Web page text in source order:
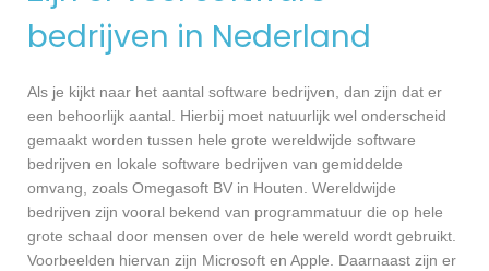
bedrijven in Nederland
Als je kijkt naar het aantal software bedrijven, dan zijn dat er
een behoorlijk aantal. Hierbij moet natuurlijk wel onderscheid
gemaakt worden tussen hele grote wereldwijde software
bedrijven en lokale software bedrijven van gemiddelde
omvang, zoals Omegasoft BV in Houten. Wereldwijde
bedrijven zijn vooral bekend van programmatuur die op hele
grote schaal door mensen over de hele wereld wordt gebruikt.
Voorbeelden hiervan zijn Microsoft en Apple. Daarnaast zijn er